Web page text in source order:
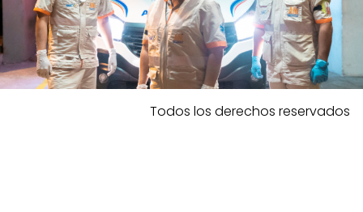
Todos los derechos reservados